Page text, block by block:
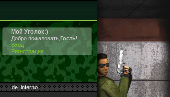
Мой Уголок:)
Добро пожаловать, Гость!
Вход
Регистрация
de_inferno